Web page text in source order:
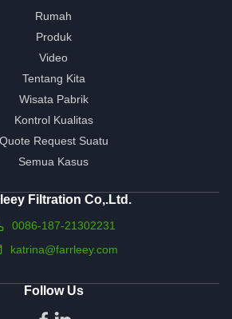
Rumah
Produk
Video
Tentang Kita
Wisata Pabrik
Kontrol Kualitas
Quote Request Suatu
Semua Kasus
Filtration Co,.Ltd.
0086-187-21302231
katrina@farrleey.com
Follow Us